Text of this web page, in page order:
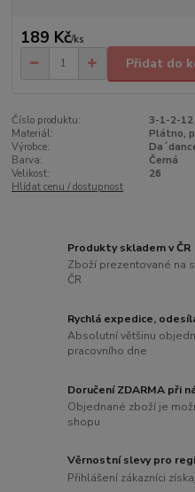
189 Kč/ks
Přidat do
Číslo produktu:
3-1-2-12
Materiál:
Plátno,
Výrobce:
Barva:
Černá
Velikost:
26
Hlídat cenu / dostupnost
Produkty skladem v ČR
Zboží prezentované na
ČR
Rychlá expedice,
Absolutní většinu
pracovního dne
Doručení ZDARMA při
Objednané zboží je
shopu
Věrnostní slevy pro
Přihlášení zákazníci